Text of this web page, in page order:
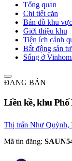
Tổng quan
Chi tiết căn
Bản đồ khu vực
Giới thiệu khu
Tiện ích cảnh
Bất động sản
Sống ở
ĐANG BÁN
Liền kề, khu Phố
Thị trấn Như Quỳnh,
Mã tin đăng: